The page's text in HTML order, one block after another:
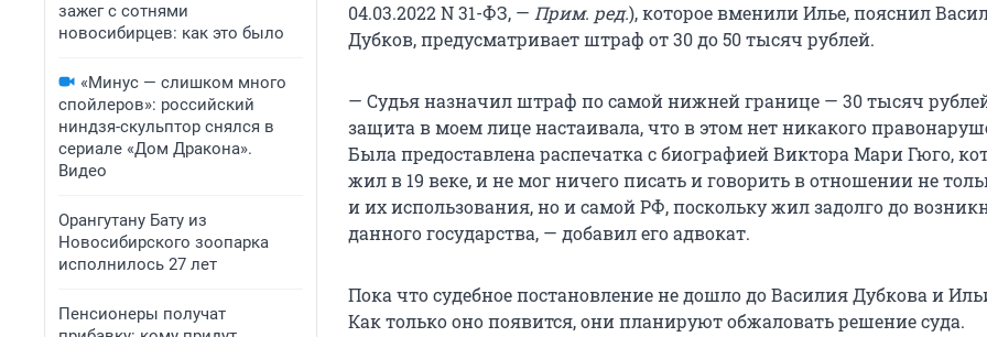
зажег с сотнями
новосибирцев: как это было
«Минус — слишком много
спойлеров»: российский
ниндзя-скульптор снялся в
сериале «Дом Дракона».
Видео
Орангутану Бату из
Новосибирского зоопарка
исполнилось 27 лет
Пенсионеры получат
04.03.2022 N 31-ФЗ, — Прим. ред.), которое вменили Илье, пояснил
Дубков, предусматривает штраф от 30 до 50 тысяч рублей.
— Судья назначил штраф по самой нижней границе — 30 тысяч
защита в моем лице настаивала, что в этом нет никакого
Была предоставлена распечатка с биографией Виктора Мари Гюго,
жил в 19 веке, и не мог ничего писать и говорить в отношении не
и их использования, но и самой РФ, поскольку жил задолго до
данного государства, — добавил его адвокат.
Пока что судебное постановление не дошло до Василия Дубкова и
Как только оно появится, они планируют обжаловать решение суда.